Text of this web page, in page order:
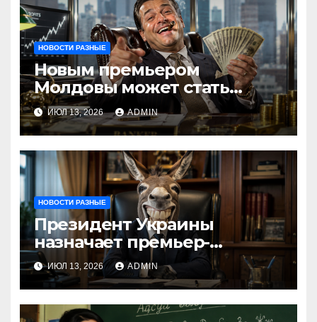
НОВОСТИ РАЗНЫЕ
Новым премьером
Молдовы может стать
банкир из Украины Василе
Тофан
ИЮЛ 13, 2026 ADMIN
НОВОСТИ РАЗНЫЕ
Президент Украины
назначает премьер-
министра послицей
ИЮЛ 13, 2026 ADMIN